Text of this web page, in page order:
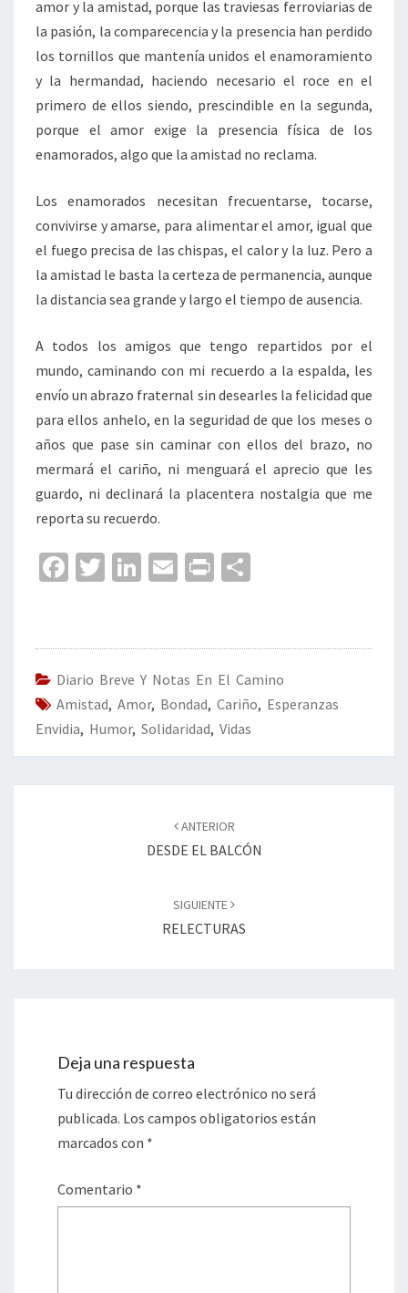
amor y la amistad, porque las traviesas ferroviarias de
la pasión, la comparecencia y la presencia han perdido
los tornillos que mantenía unidos el enamoramiento
y la hermandad, haciendo necesario el roce en el
primero de ellos siendo, prescindible en la segunda,
porque el amor exige la presencia física de los
enamorados, algo que la amistad no reclama.
Los enamorados necesitan frecuentarse, tocarse,
convivirse y amarse, para alimentar el amor, igual que
el fuego precisa de las chispas, el calor y la luz. Pero a
la amistad le basta la certeza de permanencia, aunque
la distancia sea grande y largo el tiempo de ausencia.
A todos los amigos que tengo repartidos por el
mundo, caminando con mi recuerdo a la espalda, les
envío un abrazo fraternal sin desearles la felicidad que
para ellos anhelo, en la seguridad de que los meses o
años que pase sin caminar con ellos del brazo, no
mermará el cariño, ni menguará el aprecio que les
guardo, ni declinará la placentera nostalgia que me
reporta su recuerdo.
Fa
o
o
k
T
er
Li
dI
n
E
l
Pr
p
ar
tir
Diario Breve Y Notas En El Camino
Amistad, Amor, Bondad, Cariño, Esperanzas
Envidia, Humor, Solidaridad, Vidas
ANTERIOR
DESDE EL BALCÓN
SIGUIENTE
RELECTURAS
Deja una respuesta
Tu dirección de correo electrónico no será
publicada. Los campos obligatorios están
marcados con *
Comentario *